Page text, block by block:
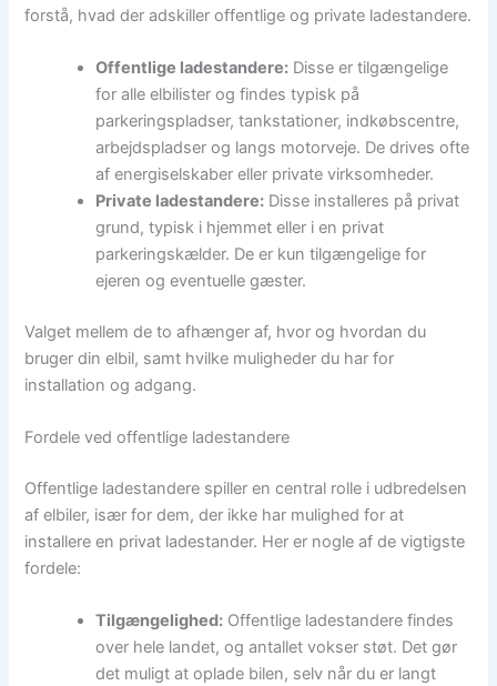
forstå, hvad der adskiller offentlige og private ladestandere.
Offentlige ladestandere: Disse er tilgængelige
for alle elbilister og findes typisk på
parkeringspladser, tankstationer, indkøbscentre,
arbejdspladser og langs motorveje. De drives ofte
af energiselskaber eller private virksomheder.
Private ladestandere: Disse installeres på privat
grund, typisk i hjemmet eller i en privat
parkeringskælder. De er kun tilgængelige for
ejeren og eventuelle gæster.
Valget mellem de to afhænger af, hvor og hvordan du
bruger din elbil, samt hvilke muligheder du har for
installation og adgang.
Fordele ved offentlige ladestandere
Offentlige ladestandere spiller en central rolle i udbredelsen
af elbiler, især for dem, der ikke har mulighed for at
installere en privat ladestander. Her er nogle af de vigtigste
fordele:
Tilgængelighed: Offentlige ladestandere findes
over hele landet, og antallet vokser støt. Det gør
det muligt at oplade bilen, selv når du er langt